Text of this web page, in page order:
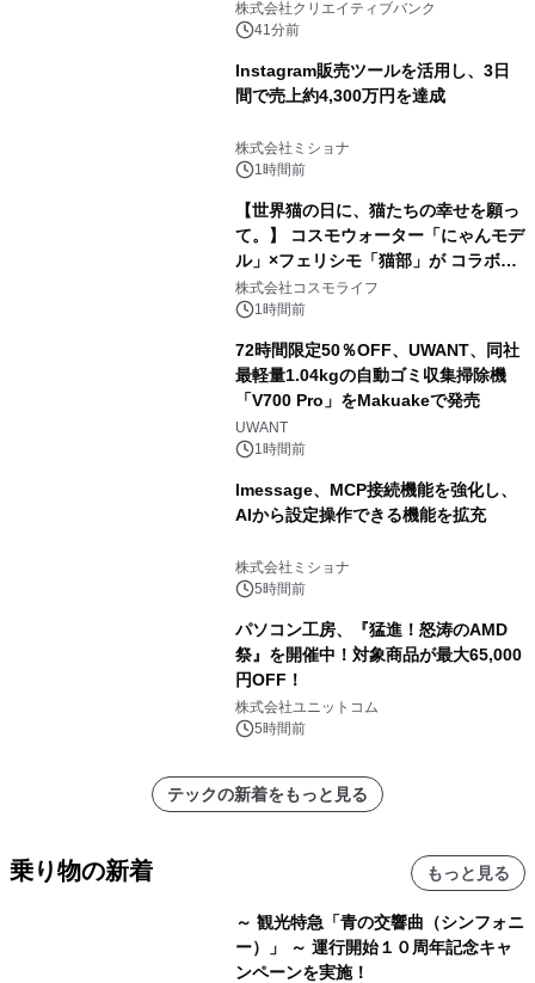
開催
株式会社クリエイティブバンク
41分前
Instagram販売ツールを活用し、3日
間で売上約4,300万円を達成
株式会社ミショナ
1時間前
【世界猫の日に、猫たちの幸せを願っ
て。】 コスモウォーター「にゃんモデ
ル」×フェリシモ「猫部」が コラボキ
ャンペーンを実施
株式会社コスモライフ
1時間前
72時間限定50％OFF、UWANT、同社
最軽量1.04kgの自動ゴミ収集掃除機
「V700 Pro」をMakuakeで発売
UWANT
1時間前
lmessage、MCP接続機能を強化し、
AIから設定操作できる機能を拡充
株式会社ミショナ
5時間前
パソコン工房、『猛進！怒涛のAMD
祭』を開催中！対象商品が最大65,000
円OFF！
株式会社ユニットコム
5時間前
テックの新着をもっと見る
乗り物の新着 もっと見る
～ 観光特急「青の交響曲（シンフォニ
ー）」 ～ 運行開始１０周年記念キャ
ンペーンを実施！